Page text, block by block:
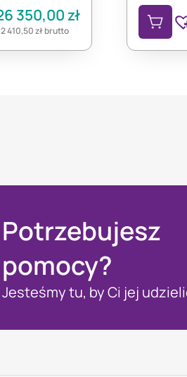
350,00 zł
410,50złbrutto
Potrzebujesz
pomocy?
Jesteśmy tu, by Ci jej